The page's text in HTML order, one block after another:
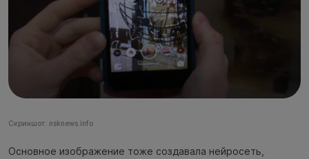
Скриншот: nsknews.info
Основное изображение тоже создавала нейросеть,